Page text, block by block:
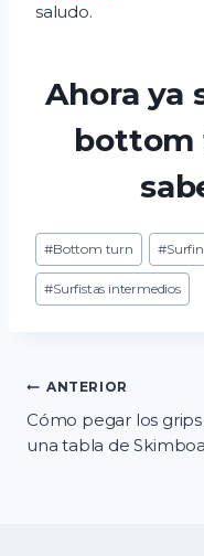
saludo.
Ahora ya
bottom
Etiquetas
de
la
#Bottom turn #
#Surfistas intermedios
Navegación
de
ANTERIOR
Cómo pegar los
una tabla de